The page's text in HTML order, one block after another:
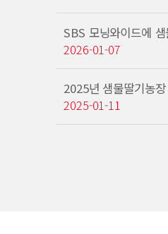
SBS 모닝와이드에
2026-01-07
2025년 샘물딸기농
2025-01-11